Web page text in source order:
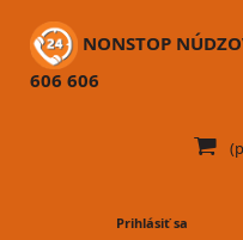
NONSTOP
606 606
Prihlásiť sa